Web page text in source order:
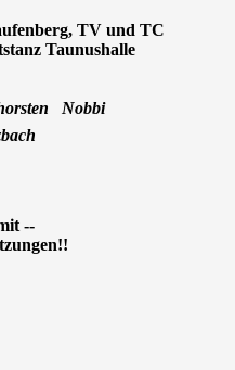
TV und TC
Taunushalle
Nobbi
--